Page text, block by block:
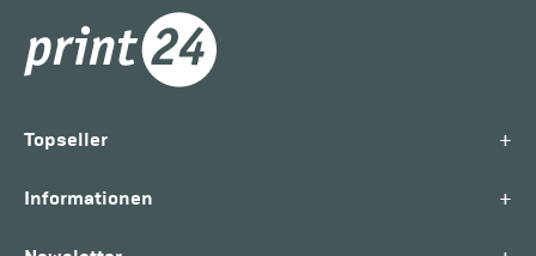
Topseller +
Informationen +